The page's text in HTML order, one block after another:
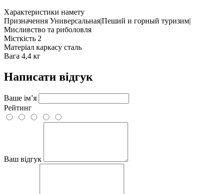
Характеристики намету
Призначення Универсальная|Пеший и горный туризим|
Мисливство та риболовля
Місткість 2
Матеріал каркасу сталь
Вага 4,4 кг
Написати відгук
Ваше ім’я
Рейтинг
Ваш відгук